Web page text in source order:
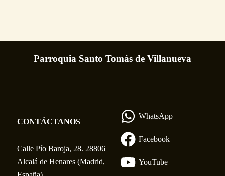
Parroquia Santo Tomás de Villanueva
CONTÁCTANOS
Calle Pío Baroja, 28. 28806
Alcalá de Henares (Madrid,
WhatsApp
Facebook
YouTube